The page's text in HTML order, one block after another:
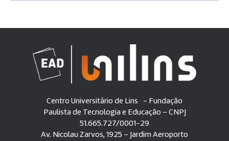
Centro Universitário de Lins - Fundação
Paulista de Tecnologia e Educação – CNPJ
51.665.727/0001-29
Av. Nicolau Zarvos, 1925 – Jardim Aeroporto